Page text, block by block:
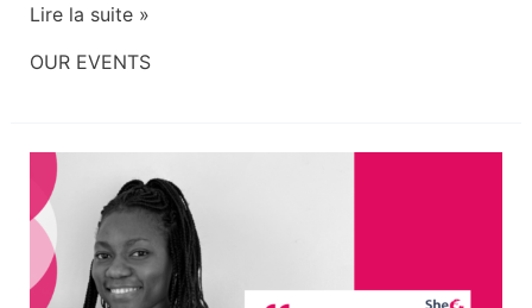
Lire la suite »
OUR EVENTS
Foutse
Yuehgoh
construire
une